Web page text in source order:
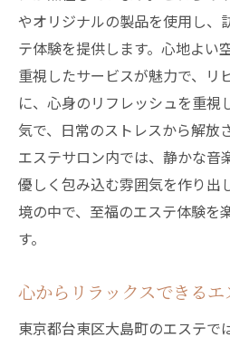
やオリジナルの製品を使用し、
テ体験を提供します。心地よい
重視したサービスが魅力で、リ
に、心身のリフレッシュを重視
気で、日常のストレスから解放
エステサロン内では、静かな音
優しく包み込む雰囲気を作り出
境の中で、至福のエステ体験を
す。
心からリラックスできる
東京都台東区大島町のエステで